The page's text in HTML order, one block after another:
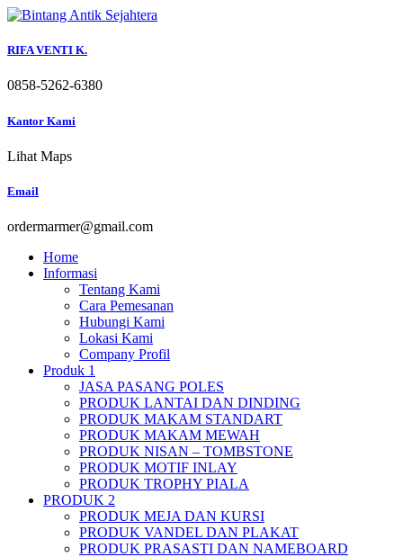
Skip
content
RIFA VENTI K.
0858-5262-6380
Kantor Kami
Lihat Maps
Email
ordermarmer@gmail.com
Home
Informasi
Tentang Kami
Cara Pemesanan
Hubungi Kami
Lokasi Kami
Company Profil
Produk 1
JASA PASANG POLES
PRODUK LANTAI DAN DINDING
PRODUK MAKAM STANDART
PRODUK MAKAM MEWAH
PRODUK NISAN – TOMBSTONE
PRODUK MOTIF INLAY
PRODUK TROPHY PIALA
PRODUK 2
PRODUK MEJA DAN KURSI
PRODUK VANDEL DAN PLAKAT
PRODUK PRASASTI DAN NAMEBOARD